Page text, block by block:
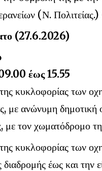
(Ν. Πολιτείας.)
(27.6.2026)
έως 15.55
κυκλοφορίας των
με ανώνυμη δημοτική
τον χωματόδρομο
κυκλοφορίας των
διαδρομής έως και